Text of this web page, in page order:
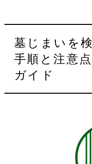
墓じまいを検討中の方必見！全
手順と注意
ガイド